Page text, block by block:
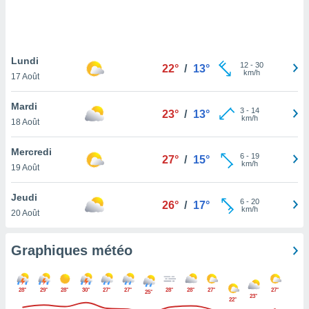
pas
de
à
cas,
que
sur le
et que
ne
Lundi
17 Août
22° / 13° 12- 30
km/h
Mardi
18 Août
23° / 13° 3- 14
km/h
Mercredi
19 Août
27° / 15° 6- 19
km/h
Jeudi
20 Août
26° / 17° 6- 20
km/h
Graphiques météo
28° 29° 28° 30° 27° 27° 25° 28° 28°
27°
22°
23°
27°